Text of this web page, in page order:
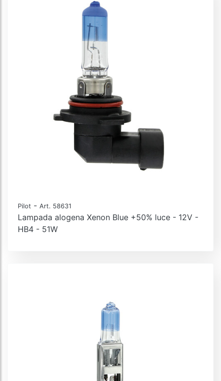
Pilot - Art. 58631
Lampada alogena Xenon Blue +50% luce - 12V -
HB4 - 51W